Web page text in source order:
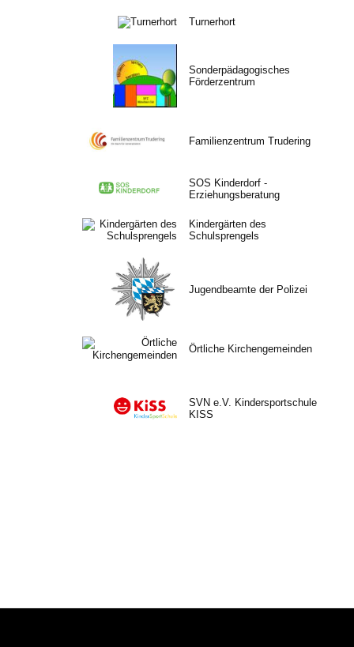
Turnerhort
Sonderpädagogisches
Förderzentrum
Familienzentrum Trudering
SOS Kinderdorf -
Erziehungsberatung
Kindergärten des
Schulsprengels
Jugendbeamte der Polizei
Örtliche Kirchengemeinden
SVN e.V. Kindersportschule
KISS